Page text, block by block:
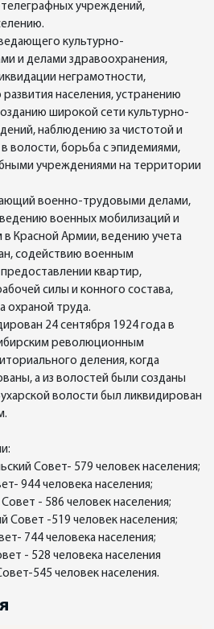
учреждений,
культурно-
и делами здравоохранения,
неграмотности,
населения, устранению
широкой сети культурно-
наблюдению за чистотой и
волости, борьба с эпидемиями,
учреждениями на территории
военно-трудовыми делами,
военных мобилизаций и
Красной Армии, ведению учета
содействию военным
квартир,
силы и конного состава,
охраной труда.
24 сентября 1924 года в
революционным
деления, когда
а из волостей были созданы
волости был ликвидирован
Совет- 579 человек населения;
944 человека населения;
- 586 человек населения;
Совет -519 человек населения;
744 человека населения;
- 528 человека населения
545 человек населения.